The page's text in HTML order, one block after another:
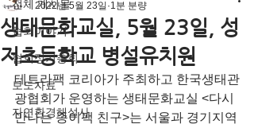
전체 게시물
협회이야기
협회정기총회
보도자료
자연환경해설사
생태문화교실, 5월 23일, 성
저초등학교 병설유치원
2022년 5월 23일 1분 분량
테트라팩 코리아가 주최하고 한국생태관
광협회가 운영하는 생태문화교실 <다시
만나는 종이팩 친구>는 서울과 경기지역